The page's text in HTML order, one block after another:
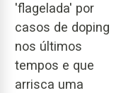
'flagelada' por
casos de doping
nos últimos
tempos e que
arrisca uma